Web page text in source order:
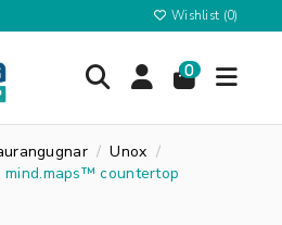
Wishlist (0)
0
Unox
mind.maps™ countertop